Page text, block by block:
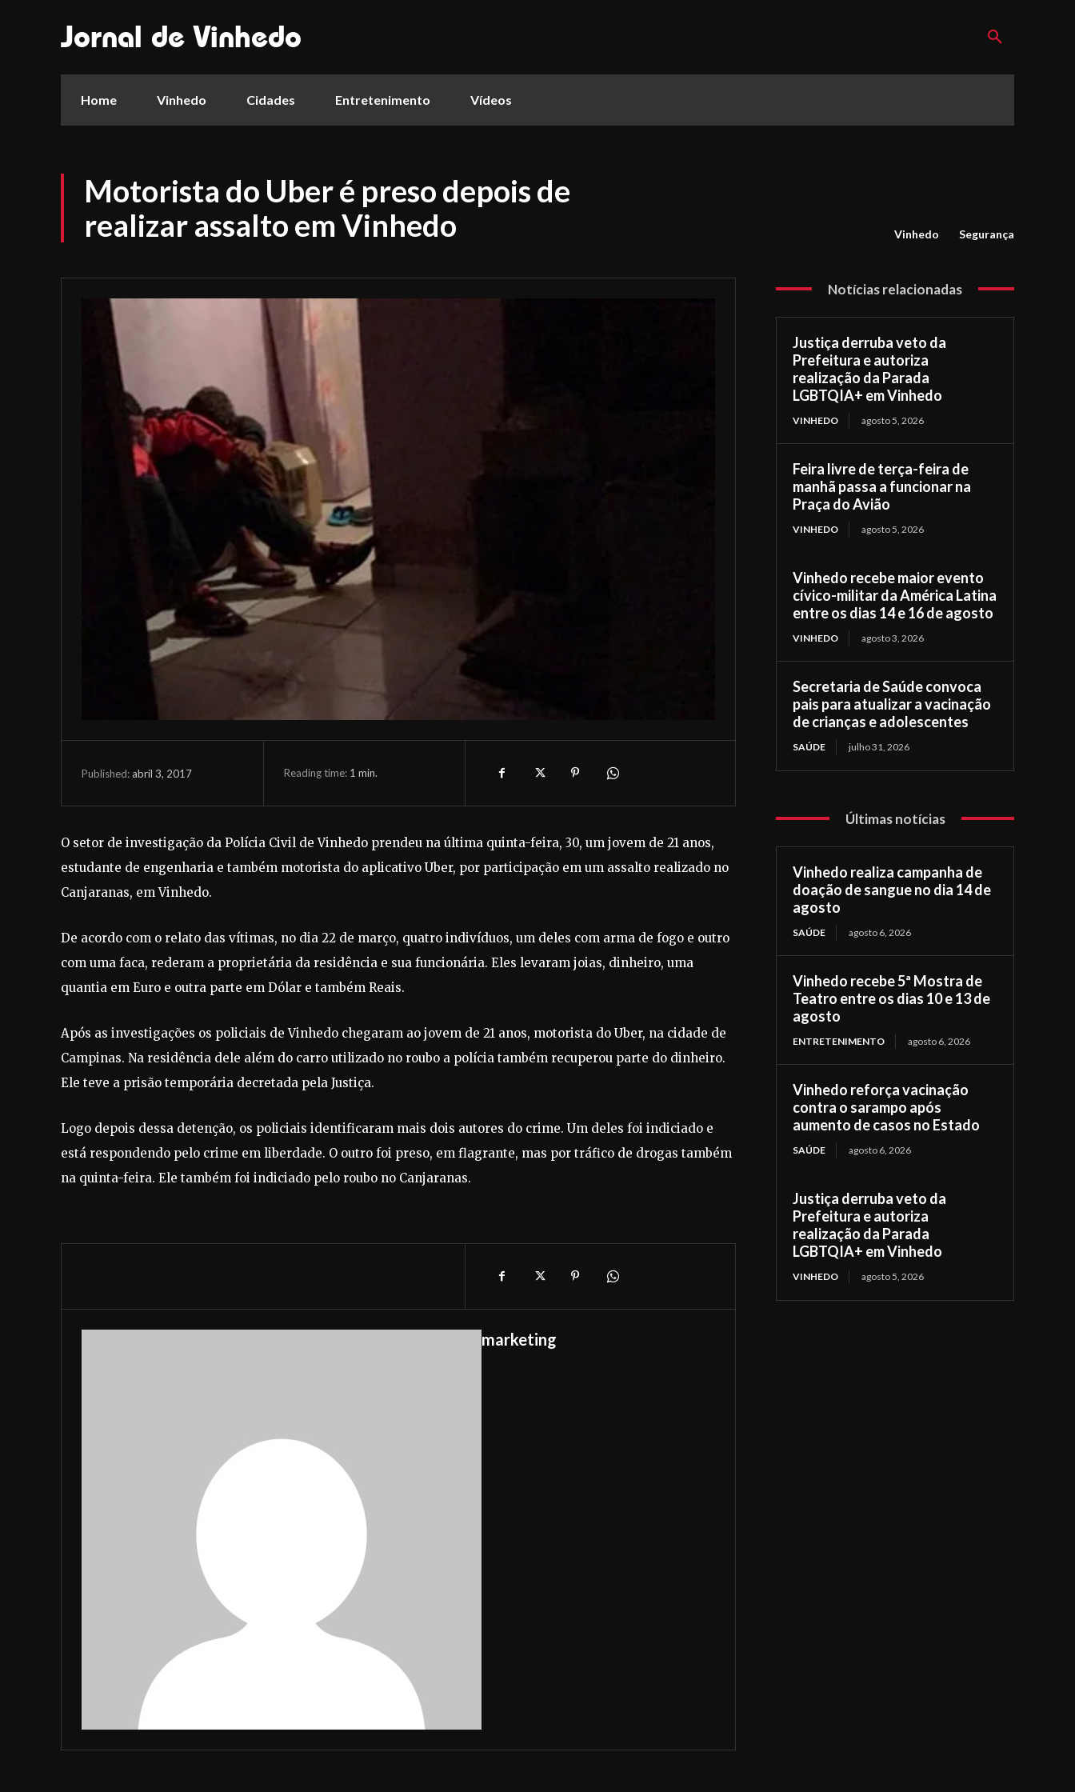
Jornal de Vinhedo
Home Vinhedo Cidades Entretenimento Vídeos
Motorista do Uber é preso depois de
realizar assalto em Vinhedo
Vinhedo Segurança
Published: abril 3, 2017 Reading time: 1 min.
O setor de investigação da Polícia Civil de Vinhedo prendeu na última quinta-feira, 30, um jovem de 21 anos,
estudante de engenharia e também motorista do aplicativo Uber, por participação em um assalto realizado no
Canjaranas, em Vinhedo.
De acordo com o relato das vítimas, no dia 22 de março, quatro indivíduos, um deles com arma de fogo e outro
com uma faca, rederam a proprietária da residência e sua funcionária. Eles levaram joias, dinheiro, uma
quantia em Euro e outra parte em Dólar e também Reais.
Após as investigações os policiais de Vinhedo chegaram ao jovem de 21 anos, motorista do Uber, na cidade de
Campinas. Na residência dele além do carro utilizado no roubo a polícia também recuperou parte do dinheiro.
Ele teve a prisão temporária decretada pela Justiça.
Logo depois dessa detenção, os policiais identificaram mais dois autores do crime. Um deles foi indiciado e
está respondendo pelo crime em liberdade. O outro foi preso, em flagrante, mas por tráfico de drogas também
na quinta-feira. Ele também foi indiciado pelo roubo no Canjaranas.
marketing
Notícias relacionadas
Justiça derruba veto da
Prefeitura e autoriza
realização da Parada
LGBTQIA+ em Vinhedo
VINHEDO agosto 5, 2026
Feira livre de terça-feira de
manhã passa a funcionar na
Praça do Avião
VINHEDO agosto 5, 2026
Vinhedo recebe maior evento
cívico-militar da América Latina
entre os dias 14 e 16 de agosto
VINHEDO agosto 3, 2026
Secretaria de Saúde convoca
pais para atualizar a vacinação
de crianças e adolescentes
SAÚDE julho 31, 2026
Últimas notícias
Vinhedo realiza campanha de
doação de sangue no dia 14 de
agosto
SAÚDE agosto 6, 2026
Vinhedo recebe 5ª Mostra de
Teatro entre os dias 10 e 13 de
agosto
ENTRETENIMENTO agosto 6, 2026
Vinhedo reforça vacinação
contra o sarampo após
aumento de casos no Estado
SAÚDE agosto 6, 2026
Justiça derruba veto da
Prefeitura e autoriza
realização da Parada
LGBTQIA+ em Vinhedo
VINHEDO agosto 5, 2026